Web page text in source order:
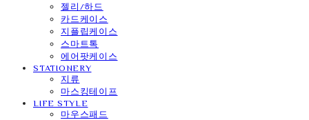
젤리/하드
카드케이스
지플립케이스
스마트톡
에어팟케이스
STATIONERY
지류
마스킹테이프
LIFE STYLE
마우스패드